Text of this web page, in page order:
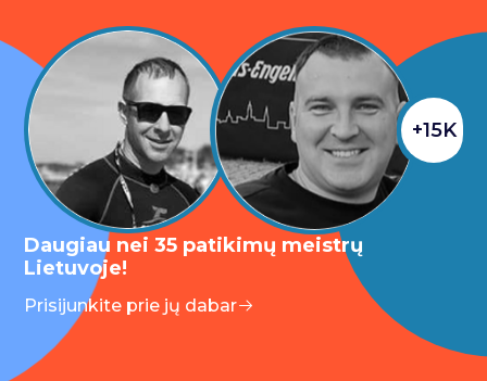
+15K
Daugiau nei 35 patikimų meistrų
Lietuvoje!
Prisijunkite prie jų dabar